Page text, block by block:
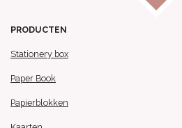
PRODUCTEN
Stationery box
Paper Book
Papierblokken